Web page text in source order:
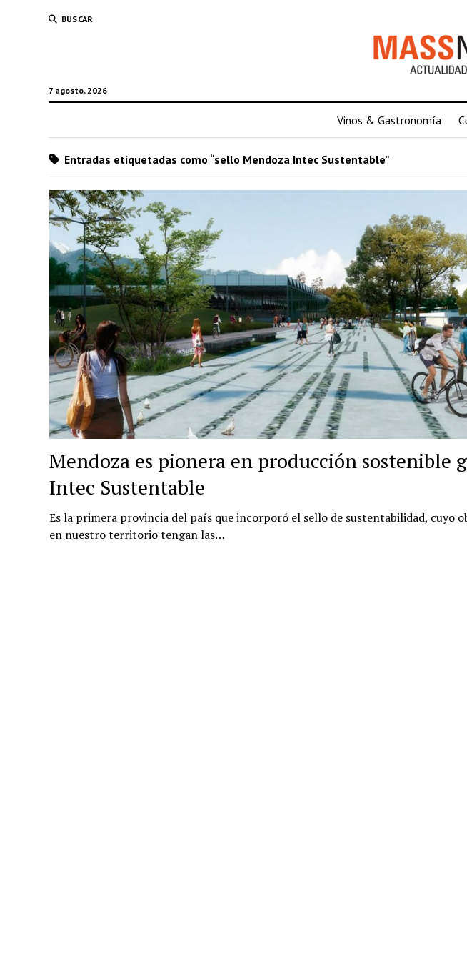
BUSCAR
7 agosto, 2026
Vinos & Gastronomía
Entradas etiquetadas como “sello Mendoza Intec Sustentable”
Mendoza es pionera en producción sostenible
Intec Sustentable
Es la primera provincia del país que incorporó el sello de sustentabilidad, cuyo
en nuestro territorio tengan las…